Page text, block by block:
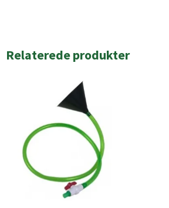
Relaterede produkter